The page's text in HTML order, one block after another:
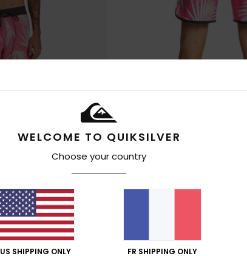
WELCOME TO QUIKSILVER
Choose your country
US SHIPPING ONLY FR SHIPPING ONLY